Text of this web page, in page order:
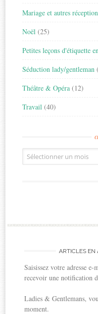
Mariage et autres
Noël (25)
Petites leçons d'étiquette
Séduction lady/gentleman
Théâtre & Opéra (12)
Travail (40)
Archives
ARTICLES EN
Saisissez votre adresse
recevoir une notification
Ladies & Gentlemans,
moment.